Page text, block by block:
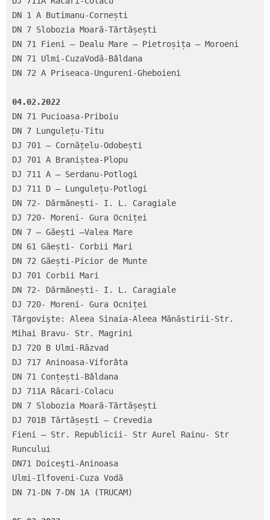
DN 1 A Butimanu-Cornești
DN 7 Slobozia Moară-Tărtășești
DN 71 Fieni – Dealu Mare – Pietroșița – Moroeni
DN 71 Ulmi-CuzaVodă-Bâldana
DN 72 A Priseaca-Ungureni-Gheboieni
04.02.2022
DN 71 Pucioasa-Priboiu
DN 7 Lungulețu-Titu
DJ 701 – Cornățelu-Odobești
DJ 701 A Braniștea-Plopu
DJ 711 A – Serdanu-Potlogi
DJ 711 D – Lungulețu-Potlogi
DN 72- Dărmănești- I. L. Caragiale
DJ 720- Moreni- Gura Ocniței
DN 7 – Găești –Valea Mare
DN 61 Găești- Corbii Mari
DN 72 Găești-Picior de Munte
DJ 701 Corbii Mari
DN 72- Dărmănești- I. L. Caragiale
DJ 720- Moreni- Gura Ocniței
Târgovişte: Aleea Sinaia-Aleea Mănăstirii-Str.
Mihai Bravu- Str. Magrini
DJ 720 B Ulmi-Răzvad
DJ 717 Aninoasa-Viforâta
DN 71 Conțești-Bâldana
DJ 711A Răcari-Colacu
DN 7 Slobozia Moară-Tărtășești
DJ 701B Tărtășești – Crevedia
Fieni – Str. Republicii- Str Aurel Rainu- Str
Runcului
DN71 Doiceşti-Aninoasa
Ulmi-Ilfoveni-Cuza Vodă
DN 71-DN 7-DN 1A (TRUCAM)